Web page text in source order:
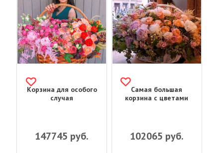
Корзина для особого
случая
147745 руб.
Самая большая
корзина с цветами
102065 руб.